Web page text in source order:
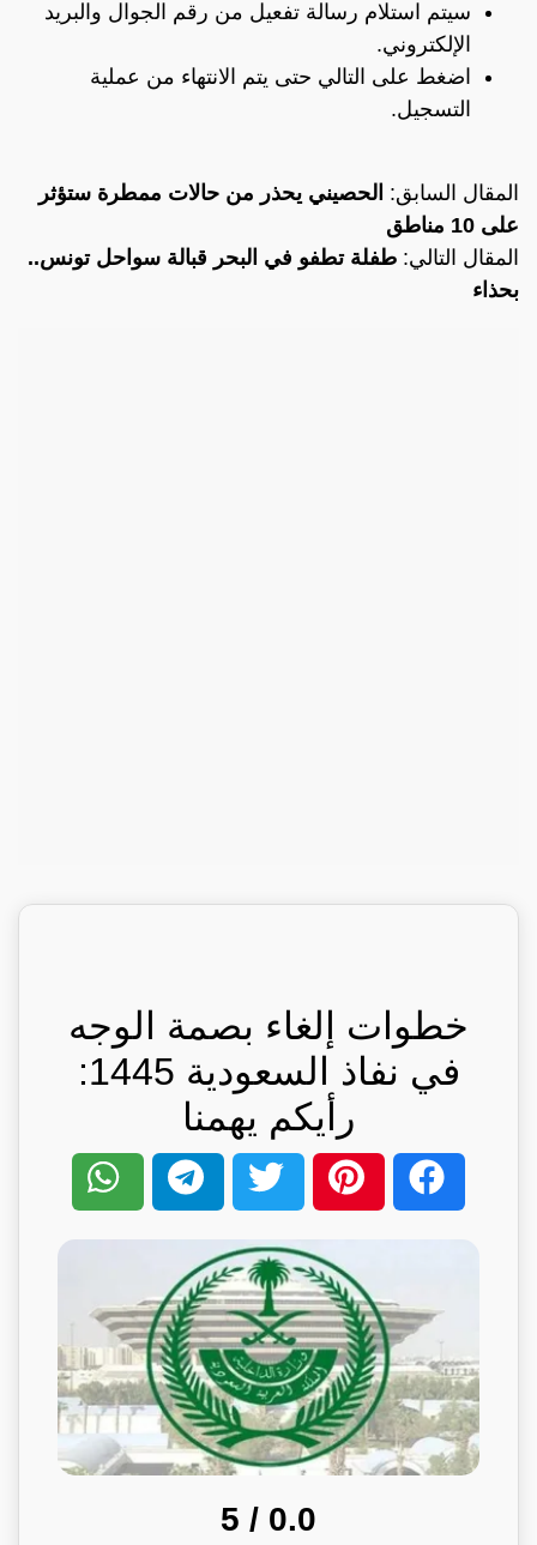
سيتم استلام رسالة تفعيل من رقم الجوال والبريد
الإلكتروني.
اضغط على التالي حتى يتم الانتهاء من عملية
التسجيل.
المقال السابق: الحصيني يحذر من حالات ممطرة ستؤثر
على 10 مناطق
المقال التالي: طفلة تطفو في البحر قبالة سواحل تونس..
بحذاء
خطوات إلغاء بصمة الوجه
في نفاذ السعودية 1445:
رأيكم يهمنا
0.0
/ 5